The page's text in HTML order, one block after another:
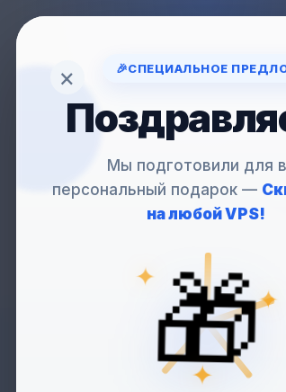
× 🎉СПЕЦИАЛЬНОЕ
Мы подготовили для
персональный подарок —
на любой VPS!
✦
✦
✦
🎁